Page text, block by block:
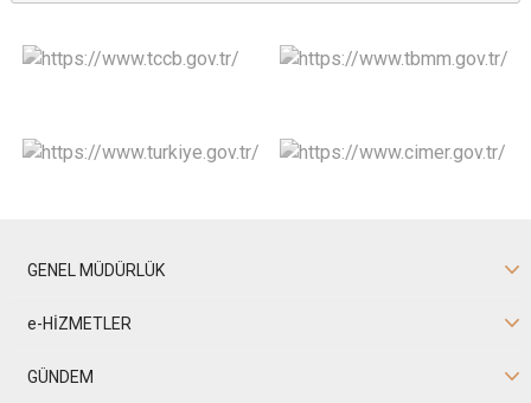
GENEL MÜDÜRLÜK
e-HİZMETLER
GÜNDEM